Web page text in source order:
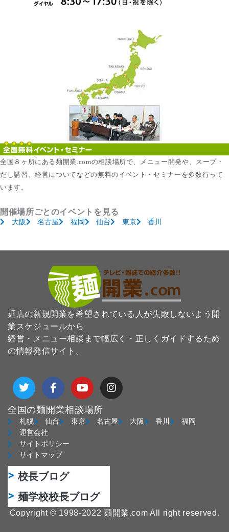
全国８ヶ所にある麺開業.comの相談場所で、メニュー開発や、スープ・
だし講習、経営についてなどの無料のイベント・セミナーを多数行って
います。
開催場所ごとのイベントを見る
大阪 名古屋 福岡 仙台 東京 香川
麺店の新規開業を希望されている人が失敗しないよう開
業スケジュールから
経営・メニュー相談まで幅広く・正しくガイドするため
の情報発信サイト。
T
w
i
t
t
e
r
F
a
c
e
b
o
k
-
f
Y
o
u
t
u
b
I
n
s
a
g
全国の麺開業相談場所
札幌 仙台 東京 名古屋 大阪 香川
福岡
運営会社
サイトポリシー
サイトマップ
校長ブログ
麺学校校長ブログ
Copyright © 1998-2022 麺開業.com All right reserved.